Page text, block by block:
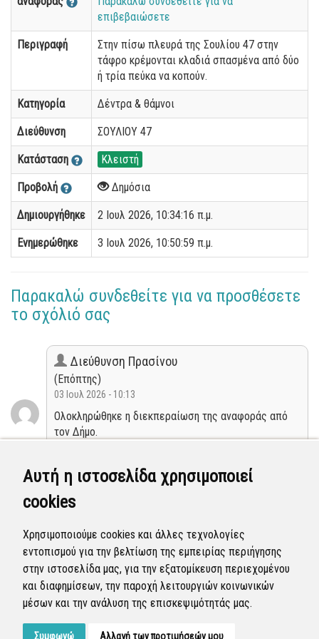
Αυτή η ιστοσελίδα χρησιμοποιεί
cookies
Χρησιμοποιούμε cookies και άλλες τεχνολογίες
εντοπισμού για την βελτίωση της εμπειρίας περιήγησης
στην ιστοσελίδα μας, για την εξατομίκευση περιεχομένου
και διαφημίσεων, την παροχή λειτουργιών κοινωνικών
μέσων και την ανάλυση της επισκεψιμότητάς μας.
Συμφωνώ Αλλαγή των προτιμήσεών μου
επιβεβαιώσετε
Περιγραφή
Στην πίσω πλευρά της Σουλίου 47 στην
τάφρο κρέμονται κλαδιά σπασμένα από δύο
ή τρία πεύκα να κοπούν.
Κατηγορία Δέντρα & θάμνοι
Διεύθυνση ΣΟΥΛΙΟΥ 47
Κατάσταση Κλειστή
Προβολή Δημόσια
Δημιουργήθηκε 2 Ιουλ 2026, 10:34:16 π.μ.
Ενημερώθηκε 3 Ιουλ 2026, 10:50:59 π.μ.
Παρακαλώ συνδεθείτε για να προσθέσετε
το σχόλιό σας
Διεύθυνση Πρασίνου
(Επόπτης)
03 Ιουλ 2026 - 10:13
Ολοκληρώθηκε η διεκπεραίωση της αναφοράς από
τον Δήμο.
Διεύθυνση Πρασίνου
(Επόπτης)
02 Ιουλ 2026 - 12:03
Η αναφορά προγραμματίστηκε να επιλυθεί.
Προγραμματισμένη